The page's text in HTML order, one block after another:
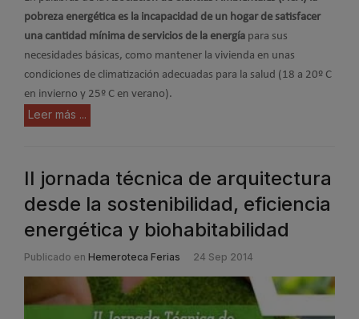
pobreza energética es la incapacidad de un hogar de satisfacer
una cantidad mínima de servicios de la energía para sus
necesidades básicas, como mantener la vivienda en unas
condiciones de climatización adecuadas para la salud (18 a 20º C
en invierno y 25º C en verano).
Leer más ...
II jornada técnica de arquitectura
desde la sostenibilidad, eficiencia
energética y biohabitabilidad
Publicado en Hemeroteca Ferias 24 Sep 2014